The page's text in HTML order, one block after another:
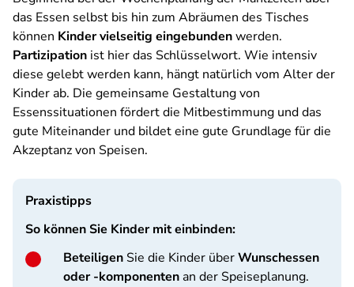
das Essen selbst bis hin zum Abräumen des Tisches
können Kinder vielseitig eingebundenwerden.
Partizipation ist hier das Schlüsselwort. Wie intensiv
diese gelebt werden kann, hängt natürlich vom Alter der
Kinder ab. Die gemeinsame Ge­staltung von
Essenssituationen fördert die Mitbestimmung und das
gute Miteinander und bildet eine gute Grundlage für die
Akzeptanz von Speisen.
Praxistipps
So können Sie Kinder mit einbinden:
Beteiligen Sie die Kinder überWunschessen
oder -komponentenan der Speiseplanung.